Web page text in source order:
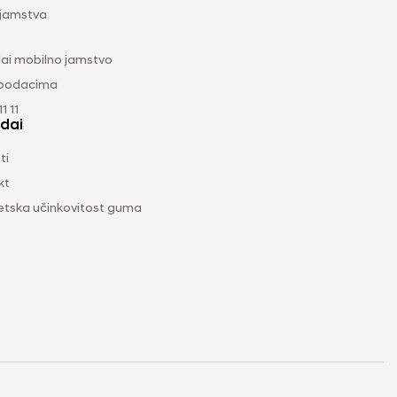
mobilno jamstvo
11
učinkovitost guma